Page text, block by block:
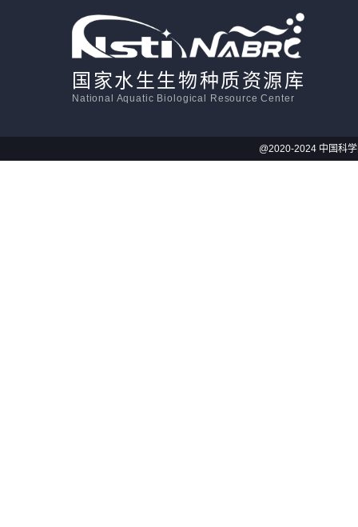
国家水生生物种质资源库
National Aquatic Biological Resource Center
@2020-2024 中国科